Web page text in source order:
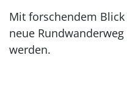
Mit forschendem
neue
werden.